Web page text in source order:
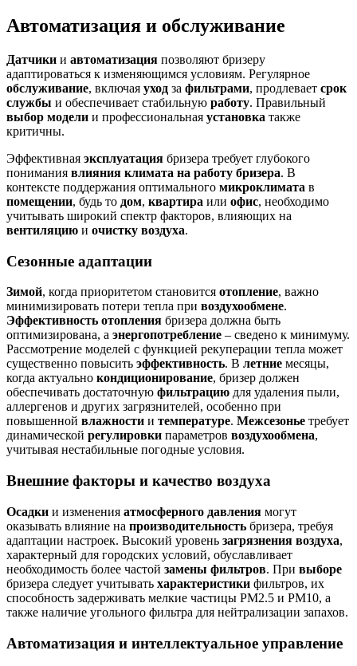
Автоматизация и обслуживание
Датчики и автоматизация позволяют бризеру
адаптироваться к изменяющимся условиям. Регулярное
обслуживание, включая уход за фильтрами, продлевает срок
службы и обеспечивает стабильную работу. Правильный
выбор модели и профессиональная установка также
критичны.
Эффективная эксплуатация бризера требует глубокого
понимания влияния климата на работу бризера. В
контексте поддержания оптимального микроклимата в
помещении, будь то дом, квартира или офис, необходимо
учитывать широкий спектр факторов, влияющих на
вентиляцию и очистку воздуха.
Сезонные адаптации
Зимой, когда приоритетом становится отопление, важно
минимизировать потери тепла при воздухообмене.
Эффективность отопления бризера должна быть
оптимизирована, а энергопотребление – сведено к минимуму.
Рассмотрение моделей с функцией рекуперации тепла может
существенно повысить эффективность. В летние месяцы,
когда актуально кондиционирование, бризер должен
обеспечивать достаточную фильтрацию для удаления пыли,
аллергенов и других загрязнителей, особенно при
повышенной влажности и температуре. Межсезонье требует
динамической регулировки параметров воздухообмена,
учитывая нестабильные погодные условия.
Внешние факторы и качество воздуха
Осадки и изменения атмосферного давления могут
оказывать влияние на производительность бризера, требуя
адаптации настроек. Высокий уровень загрязнения воздуха,
характерный для городских условий, обуславливает
необходимость более частой замены фильтров. При выборе
бризера следует учитывать характеристики фильтров, их
способность задерживать мелкие частицы PM2.5 и PM10, а
также наличие угольного фильтра для нейтрализации запахов.
Автоматизация и интеллектуальное управление